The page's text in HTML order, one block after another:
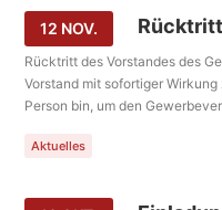
Interessen unserer heimischen
12 NOV.
Rücktritt des Vorstandes des
Vorstand mit sofortiger
Person bin, um den
und Öffentlichkeit zu
Zukunft alles Gute und
Aktuelles